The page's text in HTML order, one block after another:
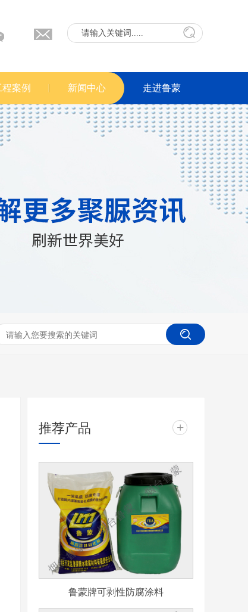
程案例 新闻中心 走进鲁蒙
推荐产品 +
鲁蒙牌可剥性防腐涂料